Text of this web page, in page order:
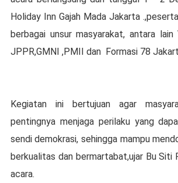
Holiday Inn Gajah Mada Jakarta
berbagai unsur masyarakat, antara
JPPR,GMNI ,PMII dan Formasi 78
Kegiatan ini bertujuan agar
pentingnya menjaga perilaku yang
sendi demokrasi, sehingga mampu
berkualitas dan bermartabat,ujar Bu Siti
acara.